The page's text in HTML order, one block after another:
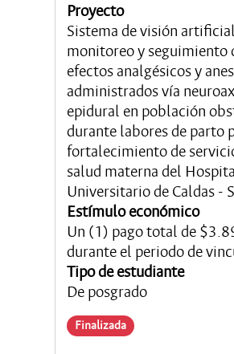
Proyecto
Sistema de visión
monitoreo y seguimiento
efectos analgésicos y
administrados vía
epidural en población
durante labores de parto
fortalecimiento de
salud materna del
Universitario de Caldas -
Estímulo económico
Un (1) pago total de
durante el periodo de
Tipo de estudiante
De posgrado
Finalizada